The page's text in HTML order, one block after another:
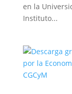
en la
Instituto...